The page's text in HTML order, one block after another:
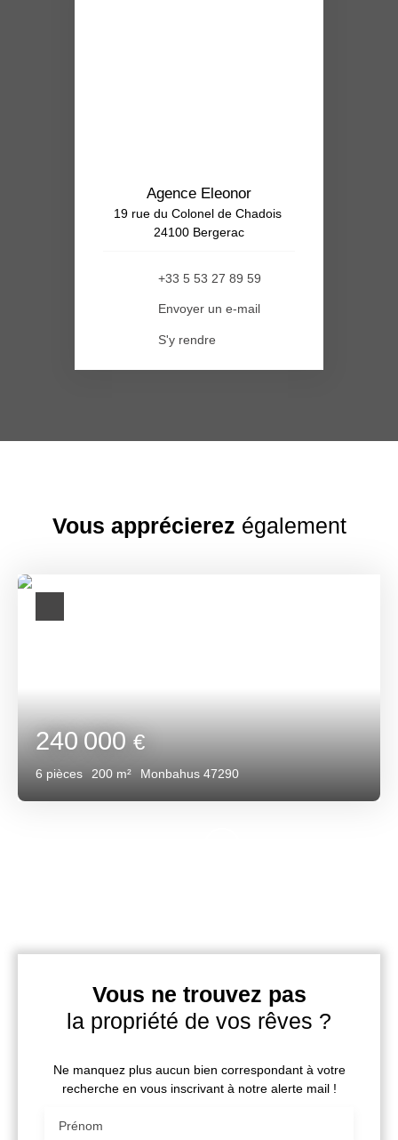
Agence Eleonor
19 rue du Colonel de Chadois
24100 Bergerac
+33 5 53 27 89 59
Envoyer un e-mail
S'y rendre
Vous apprécierez également
240 000€
6 pièces 200 m² Monbahus 47290
Vous ne trouvez pas
la propriété de vos rêves ?
Ne manquez plus aucun bien correspondant à votre
recherche en vous inscrivant à notre alerte mail !
Prénom